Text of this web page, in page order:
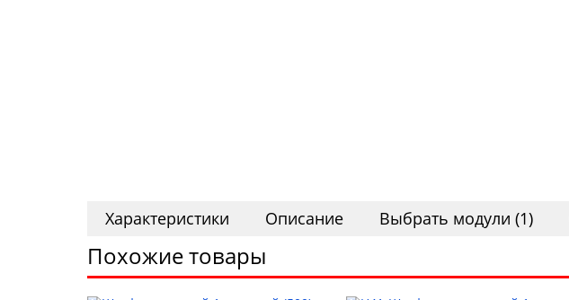
Характеристики Описание Выбрать модули (1)
Похожие товары